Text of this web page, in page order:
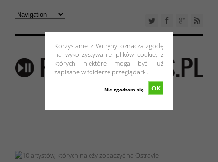
Korzystanie z Witryny oznacza zgodę
na wykorzystywanie plików cookie, z
których niektóre mogą być już
zapisane w folderze przeglądarki.
OK
Nie zgadzam się